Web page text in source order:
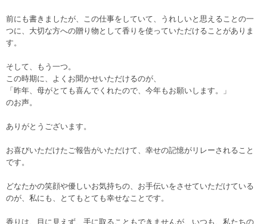
前にも書きましたが、この仕事をしていて、うれしいと思えることの一
つに、大切な方への贈り物として香りを使っていただけることがありま
す。
そして、もう一つ。
この時期に、よくお聞かせいただけるのが、
「昨年、母がとても喜んでくれたので、今年もお願いします。」
のお声。
ありがとうございます。
お喜びいただけたご報告がいただけて、幸せの記憶がリレーされること
です。
どなたかの笑顔や優しいお気持ちの、お手伝いをさせていただけている
のが、私にも、とてもとても幸せなことです。
香りは、目に見えず、手に取ることもできませんが、いつも、私たちの